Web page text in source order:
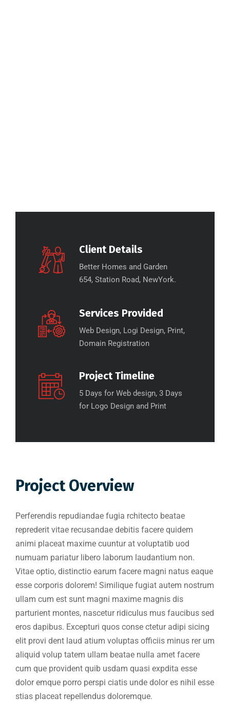
Client Details
Better Homes and Garden
654, Station Road, NewYork.
Services Provided
Web Design, Logi Design, Print,
Domain Registration
Project Timeline
5 Days for Web design, 3 Days
for Logo Design and Print
Project Overview
Perferendis repudiandae fugia rchitecto beatae
reprederit vitae recusandae debitis facere quidem
animi placeat maxime cuuntur at voluptatib uod
numuam pariatur libero laborum laudantium non.
Vitae optio, distinctio earum facere magni natus eaque
esse corporis dolorem! Similique fugiat autem nostrum
ullam cum est sunt magni maxime magnis dis
parturient montes, nascetur ridiculus mus faucibus sed
eros dapibus. Excepturi quos conse ctetur adipi sicing
elit provi dent laud atium voluptas officiis minus rer um
aliquid volup tatem ullam beatae nulla amet facere
cum que provident quib usdam quasi expdita esse
dolor emque porro perspi ciatis unde dolor es nihil esse
stias placeat repellendus doloremque.